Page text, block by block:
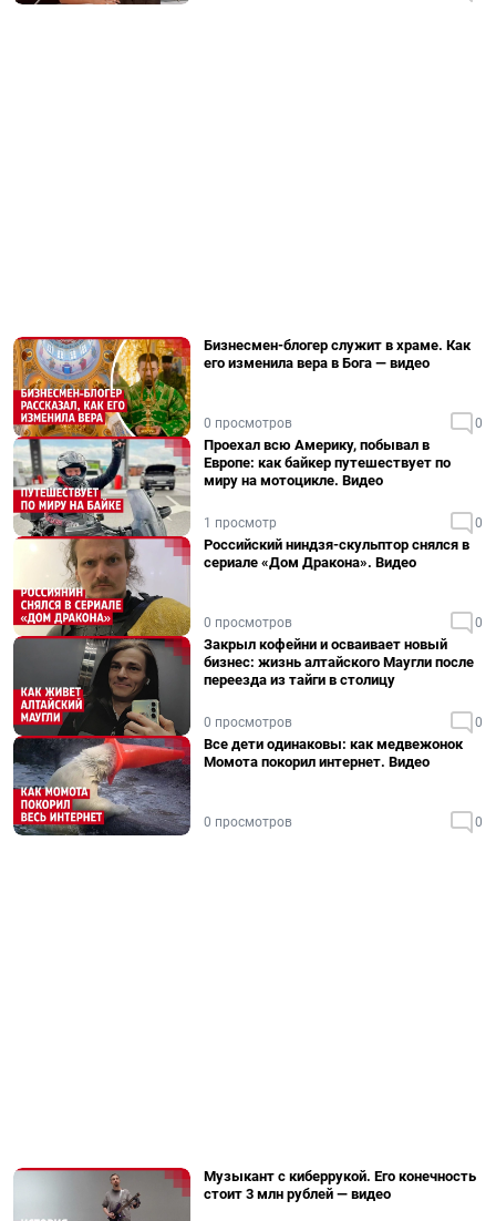
Бизнесмен-блогер служит в храме. Как
его изменила вера в Бога — видео
0 просмотров 0
Проехал всю Америку, побывал в
Европе: как байкер путешествует по
миру на мотоцикле. Видео
1 просмотр 0
Российский ниндзя-скульптор снялся в
сериале «Дом Дракона». Видео
0 просмотров 0
Закрыл кофейни и осваивает новый
бизнес: жизнь алтайского Маугли после
переезда из тайги в столицу
0 просмотров 0
Все дети одинаковы: как медвежонок
Момота покорил интернет. Видео
0 просмотров 0
Музыкант с киберрукой. Его конечность
стоит 3 млн рублей — видео